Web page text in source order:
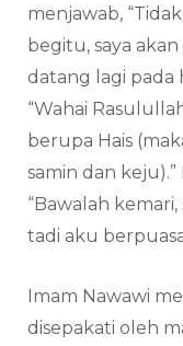
menjawab,
begitu, saya
datang lagi pada
“Wahai
berupa Hais
samin dan
“Bawalah
tadi aku
Imam Nawawi
disepakati oleh